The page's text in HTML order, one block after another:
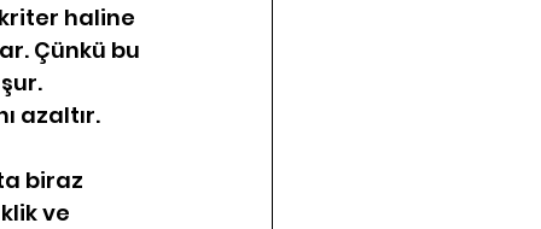
haline
Çünkü bu
azaltır.
biraz
ve